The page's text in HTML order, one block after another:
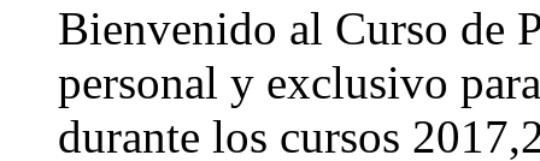
Bienvenido al Curso de
personal y exclusivo
durante los cursos